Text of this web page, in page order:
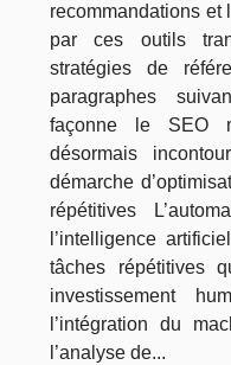
recommandations et
par ces outils
stratégies de
paragraphes
façonne le SEO
désormais
démarche
répétitives
l’intelligence
tâches répétitives
investissement
l’intégration du
l’analyse de...